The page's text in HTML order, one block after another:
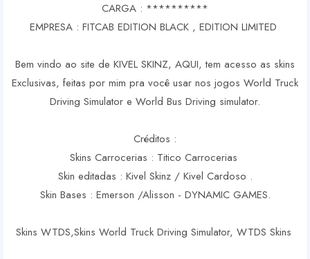
CARGA : **********
EMPRESA : FITCAB EDITION BLACK , EDITION LIMITED
Bem vindo ao site de KIVEL SKINZ, AQUI, tem acesso as skins
Exclusivas, feitas por mim pra você usar nos jogos World Truck
Driving Simulator e World Bus Driving simulator.
Créditos :
Skins Carrocerias : Titico Carrocerias
Skin editadas : Kivel Skinz / Kivel Cardoso .
Skin Bases : Emerson /Alisson - DYNAMIC GAMES.
Skins WTDS,Skins World Truck Driving Simulator, WTDS Skins